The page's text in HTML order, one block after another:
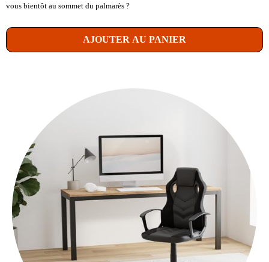
vous bientôt au sommet du palmarès ?
AJOUTER AU PANIER